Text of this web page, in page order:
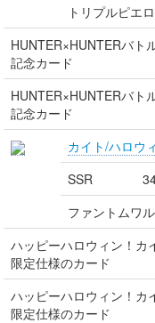
トリプルピエロ
HUNTER×HUNTERバト
記念カード
HUNTER×HUNTERバト
記念カード
カイト/ハロウ
SSR
ファントムワ
ハッピーハロウィン！カ
限定仕様のカード
ハッピーハロウィン！カ
限定仕様のカード